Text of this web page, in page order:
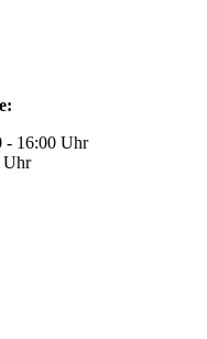
- 16:00 Uhr
Uhr